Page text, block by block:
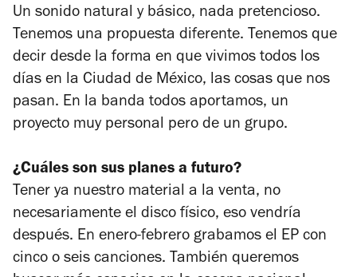
Un sonido natural y básico, nada pretencioso.
Tenemos una propuesta diferente. Tenemos que
decir desde la forma en que vivimos todos los
días en la Ciudad de México, las cosas que nos
pasan. En la banda todos aportamos, un
proyecto muy personal pero de un grupo.
¿Cuáles son sus planes a futuro?
Tener ya nuestro material a la venta, no
necesariamente el disco físico, eso vendría
después. En enero-febrero grabamos el EP con
cinco o seis canciones. También queremos